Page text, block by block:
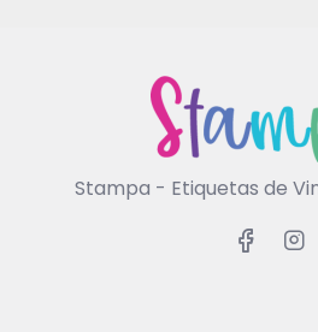
Stampa - Etiquetas de